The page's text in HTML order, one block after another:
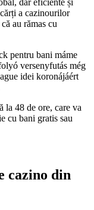
dar eficiente și
a cazinourilor
au rămas cu
pentru bani máme
versenyfutás még
idei koronájáért
la 48 de ore, care va
cu bani gratis sau
cazino din